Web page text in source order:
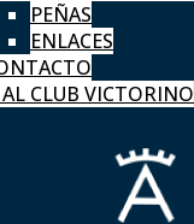
PEÑAS
ENLACES
CLUB VICTORINO